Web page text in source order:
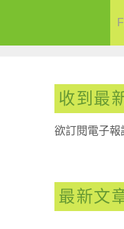
收到最
欲訂閱電子報
最新文